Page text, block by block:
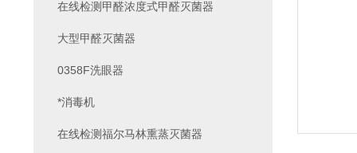
在线检测甲醛浓度式甲醛灭菌器
大型甲醛灭菌器
0358F洗眼器
*消毒机
在线检测福尔马林熏蒸灭菌器